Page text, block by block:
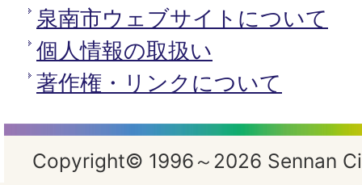
泉南市ウェブサイトについて
個人情報の取扱い
著作権・リンクについて
Copyright© 1996～2026 Sennan